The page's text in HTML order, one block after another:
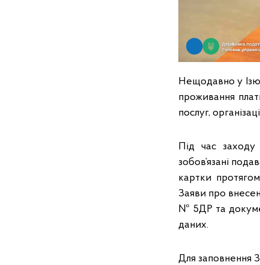
Нещодавно у
проживання
послуг,
Під час заходу
зобов’язані
картки
Заяви про
№ 5ДР та
даних.
Для заповнення